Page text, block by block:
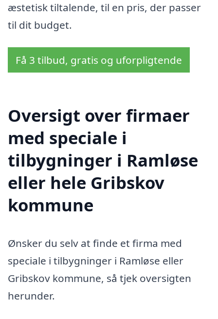
æstetisk tiltalende, til en pris, der passer
til dit budget.
Få 3 tilbud, gratis og uforpligtende
Oversigt over firmaer
med speciale i
tilbygninger i Ramløse
eller hele Gribskov
kommune
Ønsker du selv at finde et firma med
speciale i tilbygninger i Ramløse eller
Gribskov kommune, så tjek oversigten
herunder.